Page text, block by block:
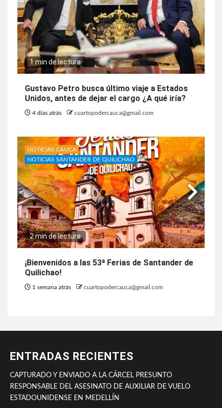
1 min de lectura
Gustavo Petro busca último viaje a Estados
Unidos, antes de dejar el cargo ¿A qué iría?
4 días atrás cuartopodercauca@gmail.com
NOTICIAS CAUCA
NOTICIAS SANTANDER DE QUILICHAO
2 min de lectura
¡Bienvenidos a las 53ª Ferias de Santander de
Quilichao!
1 semana atrás cuartopodercauca@gmail.com
ENTRADAS RECIENTES
CAPTURADO Y ENVIADO A LA CÁRCEL PRESUNTO
RESPONSABLE DEL ASESINATO DE AUXILIAR DE VUELO
ESTADOUNIDENSE EN MEDELLÍN